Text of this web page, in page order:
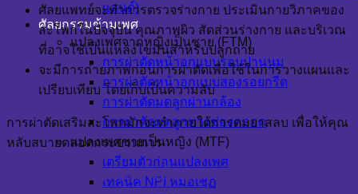
แลนด์)
ศัลยกรรมข้ามเพศ
แปลงเพศจากหญิงเป็นชาย (FTM)
การผ่าตัดหน้าอกแบบรอบปานนม
การผ่าตัดหน้าอกแบบสองรอยกรีด
การผ่าตัดมดลูกผ่านกล้อง
การผ่าตัดมดลูกทางช่องคลอด
แปลงเพศชายเป็นหญิง (MTF)
เตรียมตัวก่อนแปลงเพศ
เทคนิค NPI หมอเชฏ
ศัลยแพทย์จะทำการตรวจร่างกาย ประเมินกายวิภาคของ
สะโพกในปัจจุบัน คุณภาพผิว สัดส่วนร่างกาย และบริเวณ
ที่อาจใช้เป็นแหล่งไขมันสำหรับปลูกถ่าย
จะมีการถ่ายภาพก่อนการผ่าตัดเพื่อใช้ในการวางแผนและ
เปรียบเทียบ โดยเก็บเป็นความลับ
การผ่าตัดเสริมสะโพกมักจะทำภายใต้การดมยาสลบ เพื่อให้คุณ
หลับสบายตลอดกระบวนการ
การดูแลก่อนและหลังการผ่าตัด